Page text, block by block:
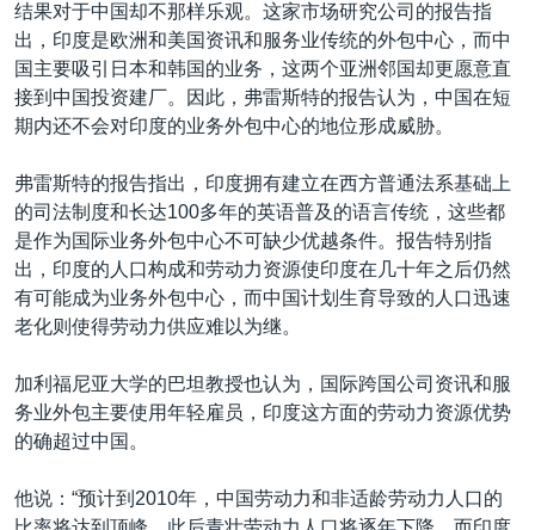
结果对于中国却不那样乐观。这家市场研究公司的报告指
出，印度是欧洲和美国资讯和服务业传统的外包中心，而中
国主要吸引日本和韩国的业务，这两个亚洲邻国却更愿意直
接到中国投资建厂。因此，弗雷斯特的报告认为，中国在短
期内还不会对印度的业务外包中心的地位形成威胁。
弗雷斯特的报告指出，印度拥有建立在西方普通法系基础上
的司法制度和长达100多年的英语普及的语言传统，这些都
是作为国际业务外包中心不可缺少优越条件。报告特别指
出，印度的人口构成和劳动力资源使印度在几十年之后仍然
有可能成为业务外包中心，而中国计划生育导致的人口迅速
老化则使得劳动力供应难以为继。
加利福尼亚大学的巴坦教授也认为，国际跨国公司资讯和服
务业外包主要使用年轻雇员，印度这方面的劳动力资源优势
的确超过中国。
他说：“预计到2010年，中国劳动力和非适龄劳动力人口的